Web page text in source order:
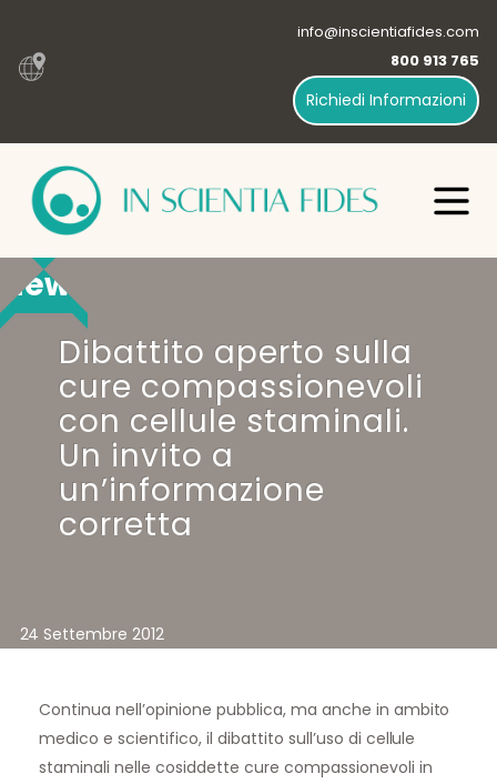
info@inscientiafides.com
800 913 765
Richiedi Informazioni
Dibattito aperto sulla
cure compassionevoli
con cellule staminali.
Un invito a
un’informazione
corretta
24 Settembre 2012
News
Continua nell’opinione pubblica, ma anche in ambito
medico e scientifico, il dibattito sull’uso di cellule
staminali nelle cosiddette cure compassionevoli in